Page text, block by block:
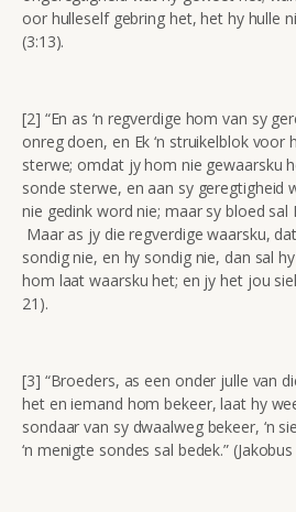
oor hulleself gebring het, het hy hulle
(3:13).
[2] “En as ‘n regverdige hom van sy
onreg doen, en Ek ‘n struikelblok voor
sterwe; omdat jy hom nie gewaarsku
sonde sterwe, en aan sy geregtigheid
nie gedink word nie; maar sy bloed sal
Maar as jy die regverdige waarsku,
sondig nie, en hy sondig nie, dan sal
hom laat waarsku het; en jy het jou siel
21).
[3] “Broeders, as een onder julle van
het en iemand hom bekeer, laat hy
sondaar van sy dwaalweg bekeer, ‘n
‘n menigte sondes sal bedek.”